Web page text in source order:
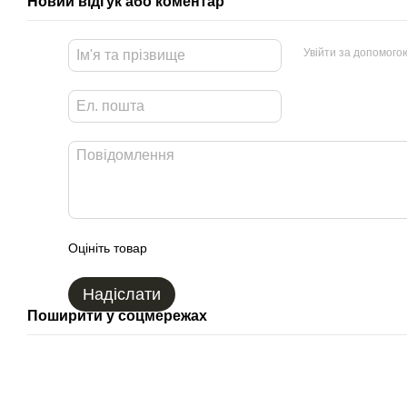
Увійти за
Оцініть товар
Надіслати
Поширити у соцмережах